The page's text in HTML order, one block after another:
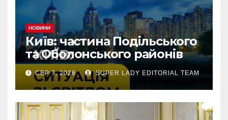
НОВИНИ
Київ: частина Подільського
та Оболонського районів
тимчасово без світла через
аварію
СЕР 7, 2026 SUPER LADY EDITORIAL TEAM